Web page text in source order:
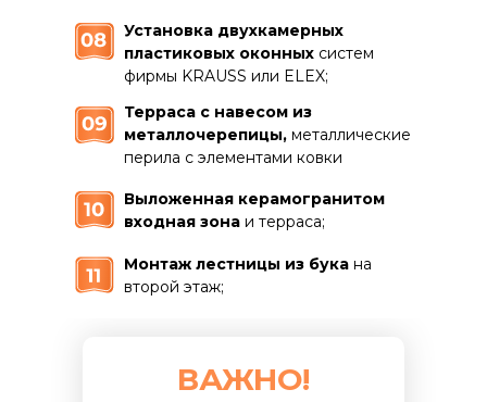
Установка двухкамерных
пластиковых оконных систем
фирмы KRAUSS или ELEX;
Терраса с навесом из
металлочерепицы, металлические
перила с элементами ковки
Выложенная керамогранитом
входная зона и терраса;
Монтаж лестницы из бука на
второй этаж;
ВАЖНО!